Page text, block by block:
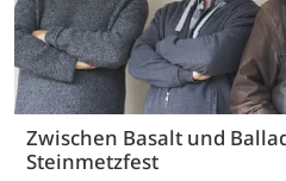
Zwischen Basalt und
Steinmetzfest